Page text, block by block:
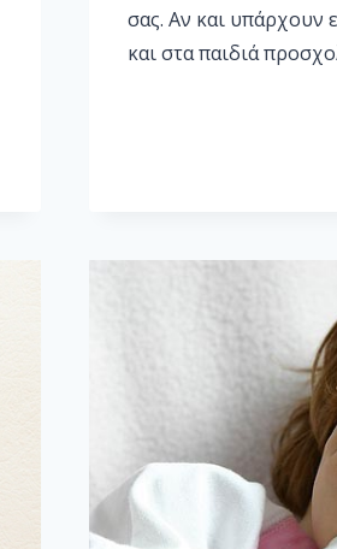
σας. Αν και υπάρχουν
και στα παιδιά